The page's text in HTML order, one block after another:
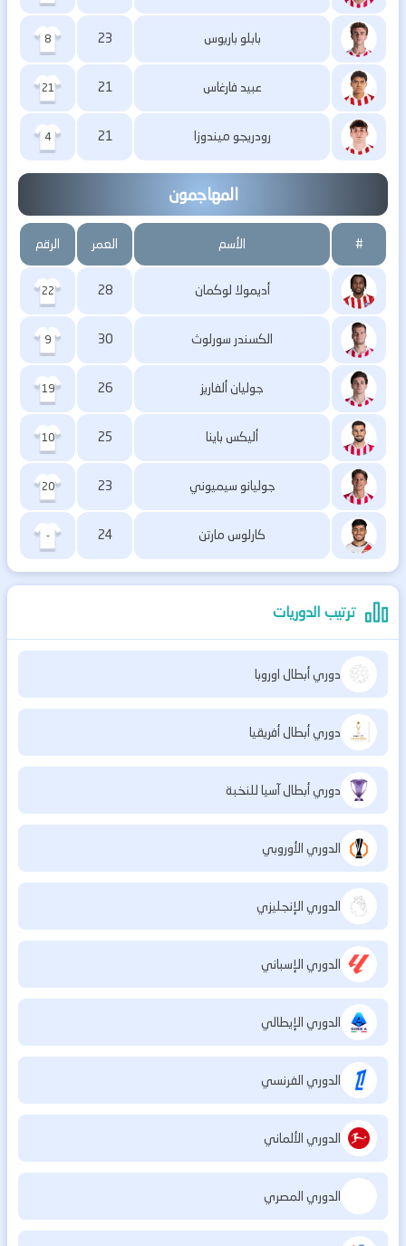
بابلو باريوس 23
8
عبيد فارغاس 21
21
رودريجو ميندوزا 21
4
المهاجمون
# الأسم العمر الرقم
أديمولا لوكمان 28
22
الكسندر سورلوث 30
9
جوليان ألفاريز 26
19
أليكس باينا 25
10
جوليانو سيميوني 23
20
كارلوس مارتن 24
-
ترتيب الدوريات
دوري أبطال اوروبا
دوري أبطال أفريقيا
دوري أبطال آسيا للنخبة
الدوري الأوروبي
الدوري الإنجليزي
الدوري الإسباني
الدوري الإيطالي
الدوري الفرنسي
الدوري الألماني
الدوري المصري